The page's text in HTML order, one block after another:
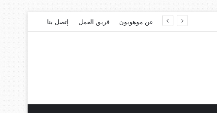
عن موهوبون فريق العمل إتصل بنا